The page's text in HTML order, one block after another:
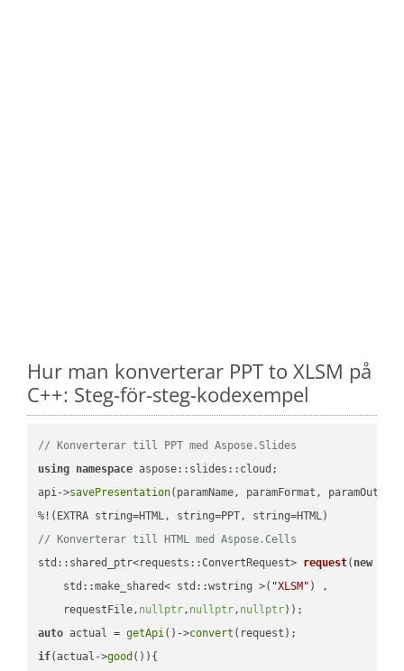
Hur man konverterar PPT to XLSM på
C++: Steg-för-steg-kodexempel
// Konverterar till PPT med Aspose.Slides
using namespace aspose::slides::cloud;
api->savePresentation(paramName, paramFormat,
// Konverterar till HTML med Aspose.Cells
std::shared_ptr<requests::ConvertRequest> request( new
    std::make_shared< std::wstring >(
"XLSM" ) ,
    requestFile,
nullptr, nullptr, nullptr))
auto actual = getApi()->convert
if(actual->good ()){